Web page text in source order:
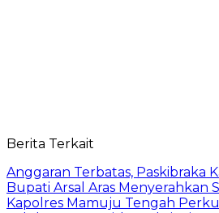
Berita Terkait
Anggaran Terbatas, Paskibraka
Bupati Arsal Aras Menyerahkan
Kapolres Mamuju Tengah